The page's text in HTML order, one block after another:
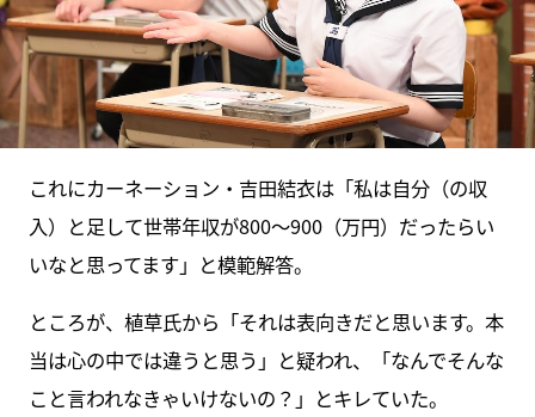
これにカーネーション・吉田結衣は「私は自分（の収
入）と足して世帯年収が800～900（万円）だったらい
いなと思ってます」と模範解答。
ところが、植草氏から「それは表向きだと思います。本
当は心の中では違うと思う」と疑われ、「なんでそんな
こと言われなきゃいけないの？」とキレていた。